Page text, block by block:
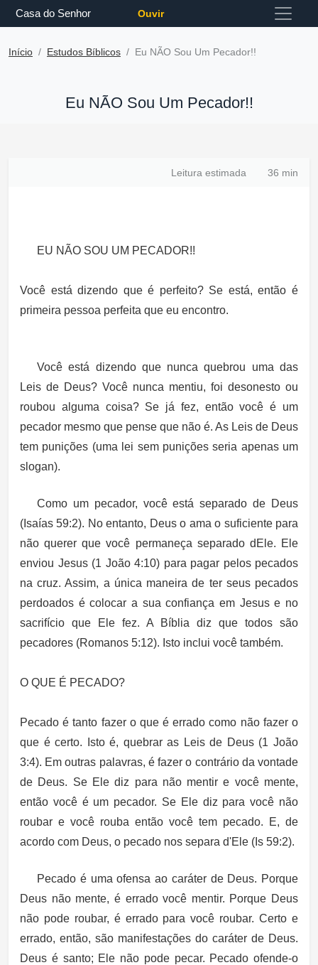
Casa do Senhor Ouvir
Início Estudos Bíblicos Eu NÃO Sou Um Pecador!!
Eu NÃO Sou Um Pecador!!
Leitura estimada 36 min
EU NÃO SOU UM PECADOR!!
Você está dizendo que é perfeito? Se está, então é
primeira pessoa perfeita que eu encontro.
Você está dizendo que nunca quebrou uma das
Leis de Deus? Você nunca mentiu, foi desonesto ou
roubou alguma coisa? Se já fez, então você é um
pecador mesmo que pense que não é. As Leis de Deus
tem punições (uma lei sem punições seria apenas um
slogan).
Como um pecador, você está separado de Deus
(Isaías 59:2). No entanto, Deus o ama o suficiente para
não querer que você permaneça separado dEle. Ele
enviou Jesus (1 João 4:10) para pagar pelos pecados
na cruz. Assim, a única maneira de ter seus pecados
perdoados é colocar a sua confiança em Jesus e no
sacrifício que Ele fez. A Bíblia diz que todos são
pecadores (Romanos 5:12). Isto inclui você também.
O QUE É PECADO?
Pecado é tanto fazer o que é errado como não fazer o
que é certo. Isto é, quebrar as Leis de Deus (1 João
3:4). Em outras palavras, é fazer o contrário da vontade
de Deus. Se Ele diz para não mentir e você mente,
então você é um pecador. Se Ele diz para você não
roubar e você rouba então você tem pecado. E, de
acordo com Deus, o pecado nos separa d'Ele (Is 59:2).
Pecado é uma ofensa ao caráter de Deus. Porque
Deus não mente, é errado você mentir. Porque Deus
não pode roubar, é errado para você roubar. Certo e
errado, então, são manifestações do caráter de Deus.
Deus é santo; Ele não pode pecar. Pecado ofende-o